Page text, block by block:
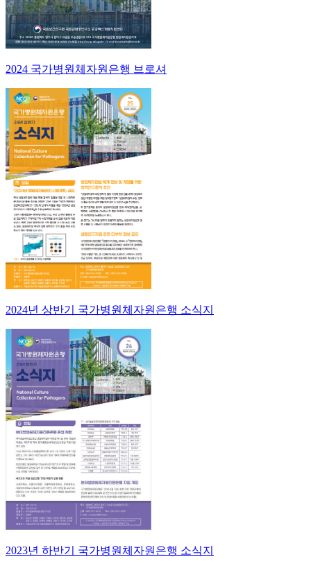
2024 국가병원체자원은행 브로셔
2024년 상반기 국가병원체자원은행 소식지
2023년 하반기 국가병원체자원은행 소식지